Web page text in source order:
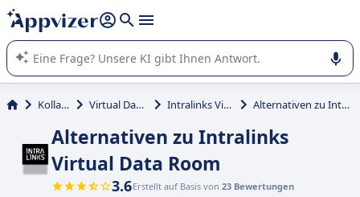
beantworten (mehrere Zeilen mit
Die KI von Appvizer führt Sie bei der Nutzung oder Auswahl
von SaaS-Software in Unternehmen.
Kollaboration Virtual Data Room (VDR) Intralinks Virtual Data Room Alternativen zu Intralinks Virtual Data Room
Alternativen zu Intralinks
Virtual Data Room
3.6Erstellt auf Basis von 23 Bewertungen